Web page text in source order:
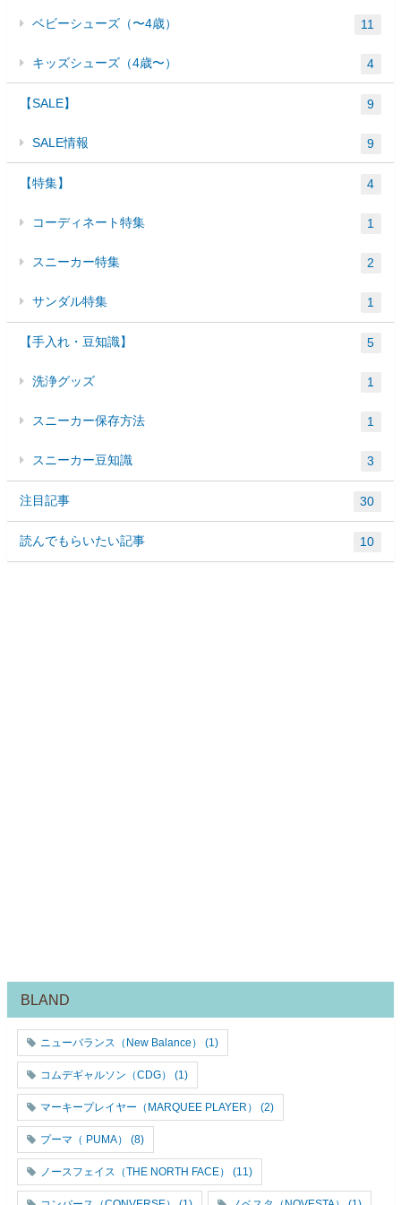
ベビーシューズ（〜4歳） 11
キッズシューズ（4歳〜） 4
【SALE】 9
SALE情報 9
【特集】 4
コーディネート特集 1
スニーカー特集 2
サンダル特集 1
【手入れ・豆知識】 5
洗浄グッズ 1
スニーカー保存方法 1
スニーカー豆知識 3
注目記事 30
読んでもらいたい記事 10
BLAND
ニューバランス（New Balance） (1)
コムデギャルソン（CDG） (1)
マーキープレイヤー（MARQUEE PLAYER） (2)
プーマ（ PUMA） (8)
ノースフェイス（THE NORTH FACE） (11)